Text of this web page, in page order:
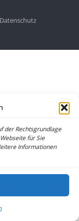
der Rechtsgrundlage
für Sie
Informationen
Datenschutz